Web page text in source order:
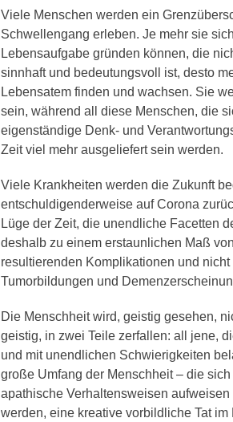
Viele Menschen werden ein
Schwellengang erleben. Je mehr sie
Lebensaufgabe gründen können, die
sinnhaft und bedeutungsvoll ist, desto
Lebensatem finden und wachsen. Sie
sein, während all diese Menschen, die
eigenständige Denk- und
Zeit viel mehr ausgeliefert sein werden.
Viele Krankheiten werden die Zukunft
entschuldigenderweise auf Corona
Lüge der Zeit, die unendliche Facetten
deshalb zu einem erstaunlichen Maß
resultierenden Komplikationen und
Tumorbildungen und
Die Menschheit wird, geistig gesehen,
geistig, in zwei Teile zerfallen: all jene,
und mit unendlichen Schwierigkeiten
große Umfang der Menschheit – die
apathische Verhaltensweisen
werden, eine kreative vorbildliche Tat im